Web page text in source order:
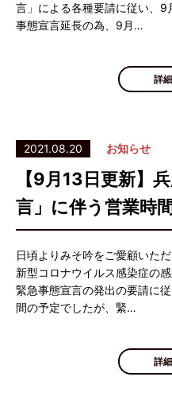
言」による各種要請に従い、9
事態宣言延長の為、9月…
詳
2021.08.20 お知らせ
【9月13日更新】
言」に伴う営業時
日頃よりみそ吟をご愛顧いた
新型コロナウイルス感染症の
緊急事態宣言の発出の要請に
間の予定でしたが、緊…
詳